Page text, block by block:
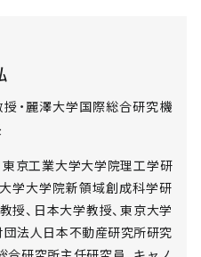
・麗澤大学国際総合研究機
京工業大学大学院理工学研
学大学院新領域創成科学研
授、日本大学教授、東京大学
団法人日本不動産研究所研究